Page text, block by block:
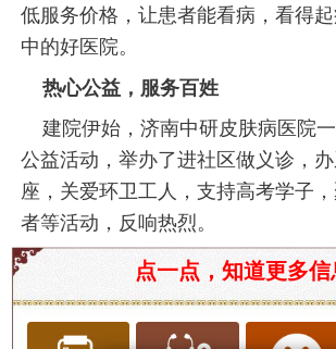
低服务价格，让患者能看病，看得
中的好医院。
热心公益，服务百姓
建院伊始，济南中研皮肤病医院
公益活动，举办了进社区做义诊，
座，关爱环卫工人，支持高考学子
者等活动，反响热烈。
2026年发布：山东治荨麻疹去什么医
榜”
荨麻疹，一种常见的皮肤病，却给人
点一点，知道更多信